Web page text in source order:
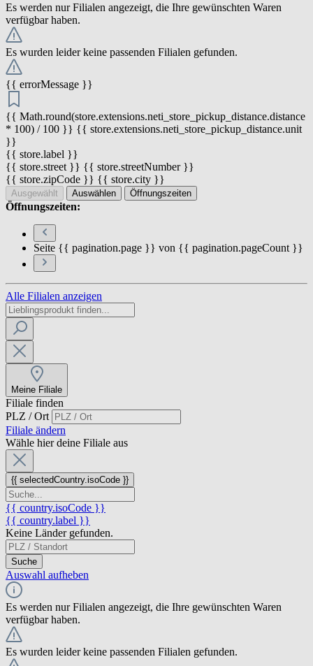
Es werden nur Filialen angezeigt, die Ihre gewünschten Waren
verfügbar haben.
Es wurden leider keine passenden Filialen gefunden.
{{ errorMessage }}
{{ Math.round(store.extensions.neti_store_pickup_distance.distance
* 100) / 100 }} {{ store.extensions.neti_store_pickup_distance.unit
}}
{{ store.label }}
{{ store.street }} {{ store.streetNumber }}
{{ store.zipCode }} {{ store.city }}
Ausgewählt Auswählen Öffnungszeiten
Öffnungszeiten:
Seite {{ pagination.page }} von {{ pagination.pageCount }}
Alle Filialen anzeigen
Meine Filiale
Filiale finden
PLZ / Ort
Filiale ändern
Wähle hier deine Filiale aus
{{ selectedCountry.isoCode }}
{{ country.isoCode }}
{{ country.label }}
Keine Länder gefunden.
Suche
Auswahl aufheben
Es werden nur Filialen angezeigt, die Ihre gewünschten Waren
verfügbar haben.
Es wurden leider keine passenden Filialen gefunden.